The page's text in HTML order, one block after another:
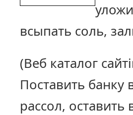
всыпать соль,
(Веб каталог
Поставить банку
рассол,